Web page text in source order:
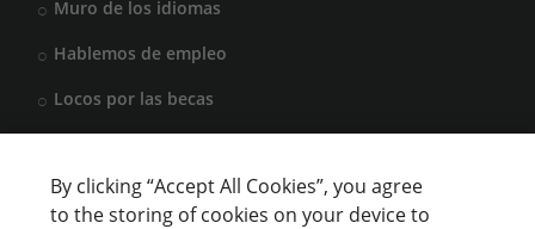
Muro de los idiomas
Hablemos de empleo
Locos por las becas
CENTROS DE FORMACIÓN
By clicking “Accept All Cookies”, you agree
to the storing of cookies on your device to